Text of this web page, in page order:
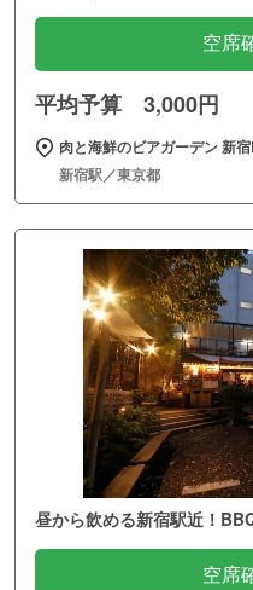
空席
平均予算 3,000円
肉と海鮮のビアガーデン 新
新宿駅／東京都
昼から飲める新宿駅近！
空席